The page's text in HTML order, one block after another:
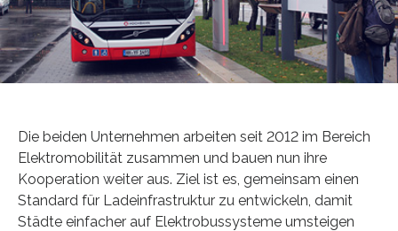
Die beiden Unternehmen arbeiten seit 2012 im Bereich
Elektromobilität zusammen und bauen nun ihre
Kooperation weiter aus. Ziel ist es, gemeinsam einen
Standard für Ladeinfrastruktur zu entwickeln, damit
Städte einfacher auf Elektrobussysteme umsteigen